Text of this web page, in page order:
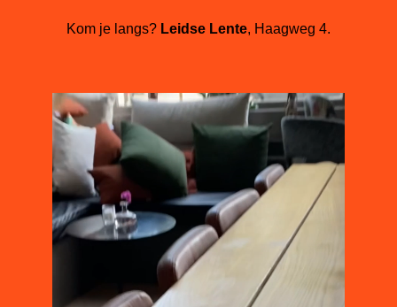
Kom je langs? Leidse Lente, Haagweg 4.